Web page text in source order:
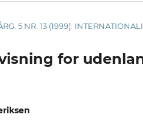
5 NR. 13 (1999):
for